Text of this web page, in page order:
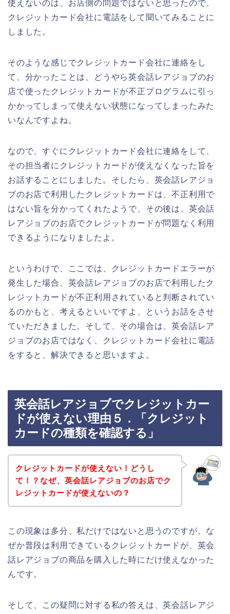
使えないのは、お店側の問題ではないと思ったので、
クレジットカード会社に電話をして聞いてみることに
しました。
そのような感じでクレジットカード会社に連絡をし
て、分かったことは、どうやら英会話レアジョブのお
店で使ったクレジットカードが不正プログラムに引っ
かかってしまって使えない状態になってしまったみた
いなんですよね。
なので、すぐにクレジットカード会社に連絡をして、
その担当者にクレジットカードが使えなくなった旨を
お話することにしました。そしたら、英会話レアジョ
ブのお店で利用したクレジットカードは、不正利用で
はない旨を分かってくれたようで、その後は、英会話
レアジョブのお店でクレジットカードが問題なく利用
できるようになりましたよ。
というわけで、ここでは、クレジットカードエラーが
発生した場合、英会話レアジョブのお店で利用したク
レジットカードが不正利用されていると判断されてい
るのかもと、考えるといいですよ、というお話をさせ
ていただきました。そして、その場合は、英会話レア
ジョブのお店ではなく、クレジットカード会社に電話
をすると、解決できると思いますよ。
英会話レアジョブでクレジットカー
ドが使えない理由５．「クレジット
カードの種類を確認する」
クレジットカードが使えない！どうし
て！？なぜ、英会話レアジョブのお店でク
レジットカードが使えないの？
この現象は多分、私だけではないと思うのですが、な
ぜか普段は利用できているクレジットカードが、英会
話レアジョブの商品を購入した時にだけ使えなかった
んです。
そして、この疑問に対する私の答えは、英会話レアジ